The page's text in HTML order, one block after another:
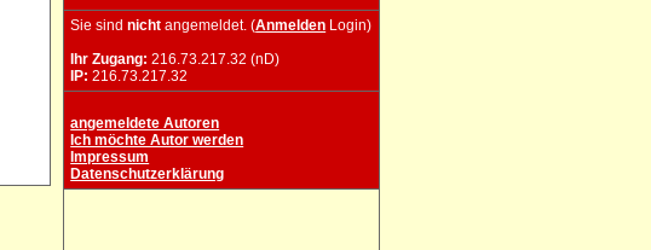
Sie sindnicht angemeldet. (Anmelden Login)
Ihr Zugang: 216.73.217.32 (nD)
IP: 216.73.217.32
angemeldete Autoren
Ich möchte Autor werden
Impressum
Datenschutzerklärung